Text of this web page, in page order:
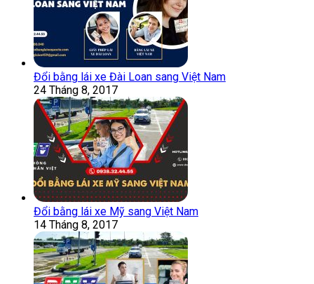
Đổi bằng lái xe Đài Loan sang Việt Nam
24 Tháng 8, 2017
Đổi bằng lái xe Mỹ sang Việt Nam
14 Tháng 8, 2017